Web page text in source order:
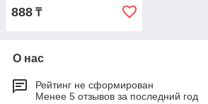
888 ₸
О нас
Рейтинг не сформирован
Менее 5 отзывов за последний год